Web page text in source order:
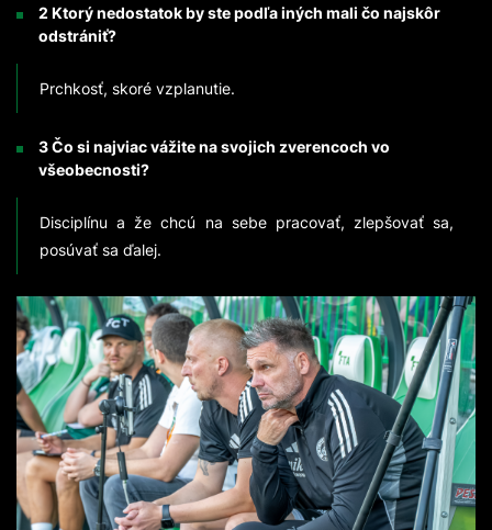
2 Ktorý nedostatok by ste podľa iných mali čo najskôr
odstrániť?
Prchkosť, skoré vzplanutie.
3 Čo si najviac vážite na svojich zverencoch vo
všeobecnosti?
Disciplínu a že chcú na sebe pracovať, zlepšovať sa,
posúvať sa ďalej.